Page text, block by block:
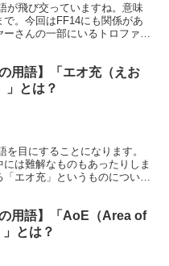
が飛び交っていますね。意味
。今回はFF14にも関係があ
さんの一部にいるトロファー
の用語】「エオ充（えお
」とは？
目にすることになります。
は難解なものもあったりしま
エオ充」というものについて
の用語】「AoE（Area of
とは？